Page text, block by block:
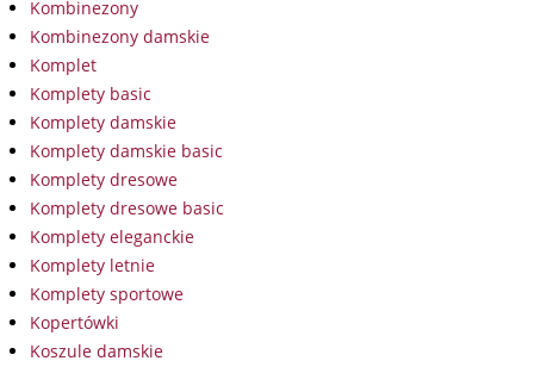
Kombinezony
Kombinezony damskie
Komplet
Komplety basic
Komplety damskie
Komplety damskie basic
Komplety dresowe
Komplety dresowe basic
Komplety eleganckie
Komplety letnie
Komplety sportowe
Kopertówki
Koszule damskie